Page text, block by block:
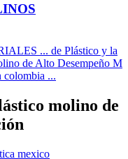
... de Plástico y la
de Alto Desempeño M
colombia ...
molino de
mexico